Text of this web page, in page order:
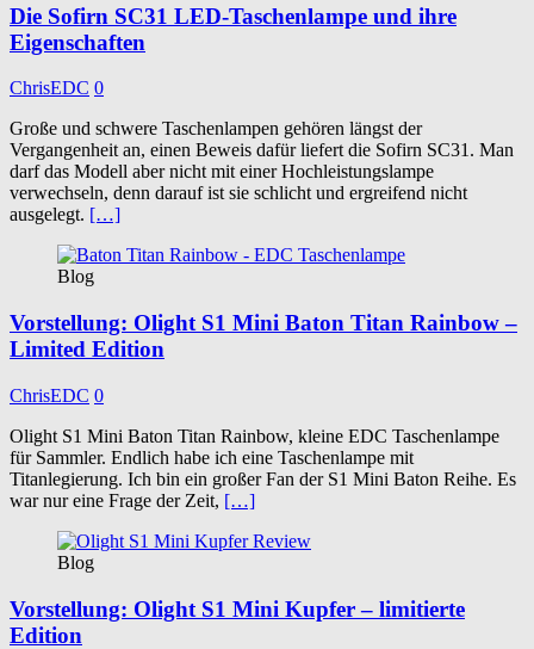
Die Sofirn SC31 LED-Taschenlampe und ihre
Eigenschaften
ChrisEDC 0
Große und schwere Taschenlampen gehören längst der
Vergangenheit an, einen Beweis dafür liefert die Sofirn SC31. Man
darf das Modell aber nicht mit einer Hochleistungslampe
verwechseln, denn darauf ist sie schlicht und ergreifend nicht
ausgelegt. […]
Blog
Vorstellung: Olight S1 Mini Baton Titan Rainbow –
Limited Edition
ChrisEDC 0
Olight S1 Mini Baton Titan Rainbow, kleine EDC Taschenlampe
für Sammler. Endlich habe ich eine Taschenlampe mit
Titanlegierung. Ich bin ein großer Fan der S1 Mini Baton Reihe. Es
war nur eine Frage der Zeit, […]
Blog
Vorstellung: Olight S1 Mini Kupfer – limitierte
Edition